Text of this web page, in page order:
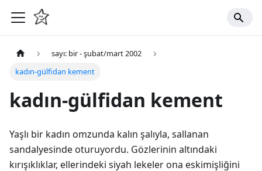
sayı: bir - şubat/mart 2002
kadın-gülfidan kement
kadın-gülfidan kement
Yaşlı bir kadın omzunda kalın şalıyla, sallanan
sandalyesinde oturuyordu. Gözlerinin altındaki
kırışıklıklar, ellerindeki siyah lekeler ona eskimişliğini